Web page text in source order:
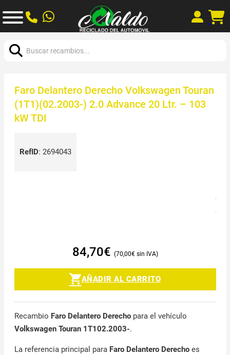
Faro Delantero Derecho Volkswagen Touran
(1T1)(02.2003-) 2.0 Advance 20 Ltr. – 103
kW TDI
RefID: 2694043
84,70€ 70,00€
AÑADIR AL CARRITO
Recambio Faro Delantero Derechopara el vehículo
Volkswagen Touran 1T102.2003-.
La referencia principal para Faro Delantero Derechoes